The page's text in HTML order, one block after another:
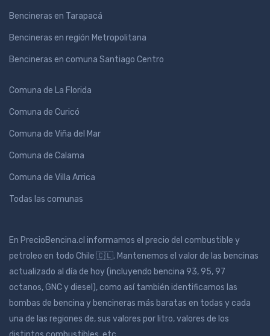
Bencineras en Tarapacá
Bencineras en región Metropolitana
Bencineras en comuna Santiago Centro
Comuna de La Florida
Comuna de Curicó
Comuna de Viña del Mar
Comuna de Calama
Comuna de Villa Arrica
Todas las comunas
En PrecioBencina.cl informamos el precio del combustible y
petroleo en todo Chile 🇨🇱. Mantenemos el valor de las bencinas
actualizado al día de hoy (incluyendo bencina 93, 95, 97
octanos, GNC y diesel), como así también identificamos las
bombas de bencina y bencineras más baratas en todas y cada
una de las regiones de, sus valores por litro, valores de los